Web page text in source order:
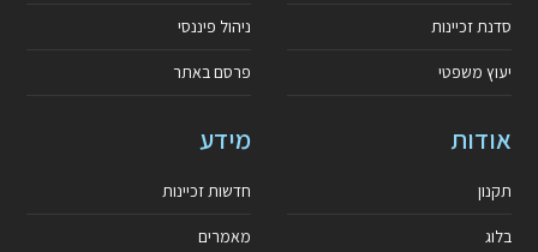
סדנת זכיינות
יעוץ משפטי
ניהול פיננסי
פרסם באתר
אודות
תקנון
בלוג
מידע
חדשות זכיינות
מאמרים